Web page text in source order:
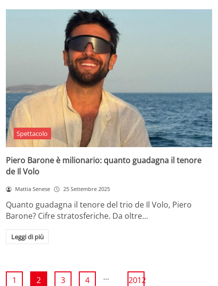
Spettacolo
Piero Barone è milionario: quanto guadagna il tenore
de Il Volo
Mattia Senese 25 Settembre 2025
Quanto guadagna il tenore del trio de Il Volo, Piero
Barone? Cifre stratosferiche. Da oltre…
Leggi di più
1 2 3 4 ... 2012